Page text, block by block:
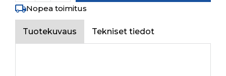
Nopea toimitus
Tuotekuvaus Tekniset tiedot